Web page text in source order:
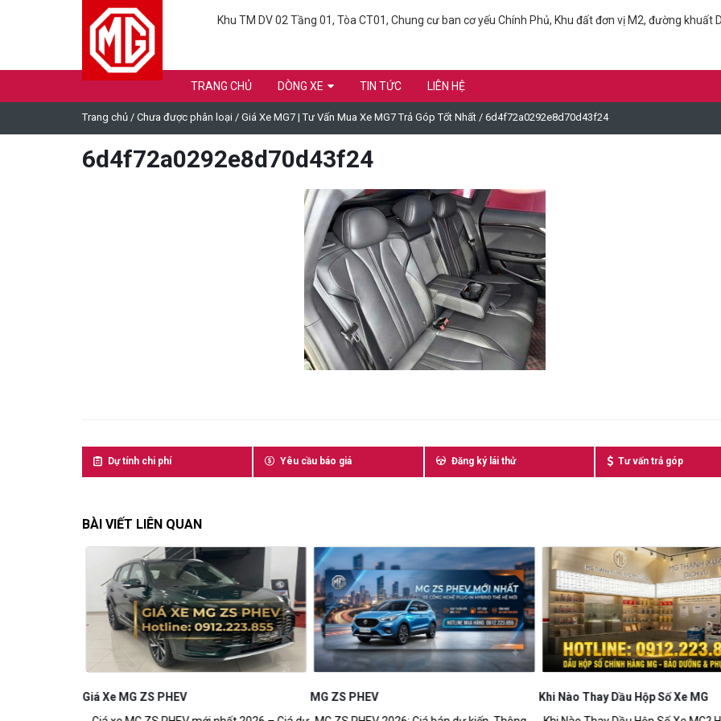
Khu TM DV 02 Tầng 01, Tòa CT01, Chung cư ban cơ yếu Chính Phủ, Khu đất đơn vị M2, đường khuất
TRANG CHỦ DÒNG XE TIN TỨC LIÊN HỆ
Trang chủ / Chưa được phân loại / Giá Xe MG7 | Tư Vấn Mua Xe MG7 Trả Góp Tốt Nhất / 6d4f72a0292e8d70d43f24
6d4f72a0292e8d70d43f24
Dự tính chi phí Yêu cầu báo giá Đăng ký lái thử Tư vấn trả góp
BÀI VIẾT LIÊN QUAN
Giá Xe MG ZS PHEV
MG ZS PHEV
Khi Nào Thay Dầu Hộp Số Xe MG